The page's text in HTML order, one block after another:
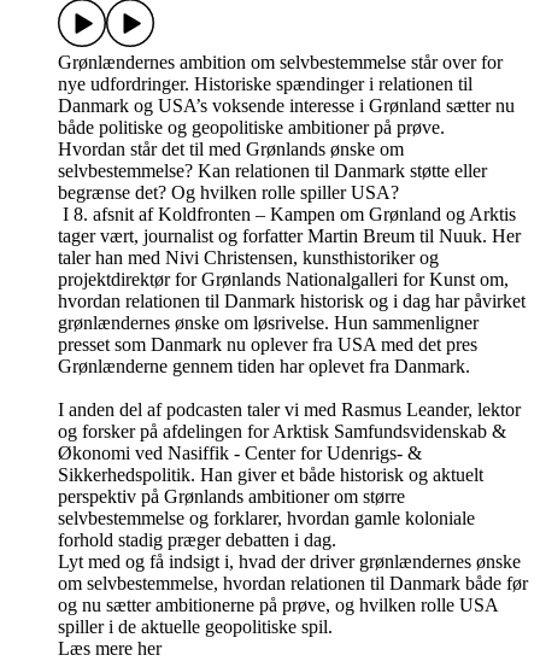
Grønlændernes ambition om selvbestemmelse står over for
nye udfordringer. Historiske spændinger i relationen til
Danmark og USA’s voksende interesse i Grønland sætter nu
både politiske og geopolitiske ambitioner på prøve.
Hvordan står det til med Grønlands ønske om
selvbestemmelse? Kan relationen til Danmark støtte eller
begrænse det? Og hvilken rolle spiller USA?
I 8. afsnit af Koldfronten – Kampen om Grønland og Arktis
tager vært, journalist og forfatter Martin Breum til Nuuk. Her
taler han med Nivi Christensen, kunsthistoriker og
projektdirektør for Grønlands Nationalgalleri for Kunst om,
hvordan relationen til Danmark historisk og i dag har påvirket
grønlændernes ønske om løsrivelse. Hun sammenligner
presset som Danmark nu oplever fra USA med det pres
Grønlænderne gennem tiden har oplevet fra Danmark.
I anden del af podcasten taler vi med Rasmus Leander, lektor
og forsker på afdelingen for Arktisk Samfundsvidenskab &
Økonomi ved Nasiffik - Center for Udenrigs- &
Sikkerhedspolitik. Han giver et både historisk og aktuelt
perspektiv på Grønlands ambitioner om større
selvbestemmelse og forklarer, hvordan gamle koloniale
forhold stadig præger debatten i dag.
Lyt med og få indsigt i, hvad der driver grønlændernes ønske
om selvbestemmelse, hvordan relationen til Danmark både før
og nu sætter ambitionerne på prøve, og hvilken rolle USA
spiller i de aktuelle geopolitiske spil.
Læs mere her